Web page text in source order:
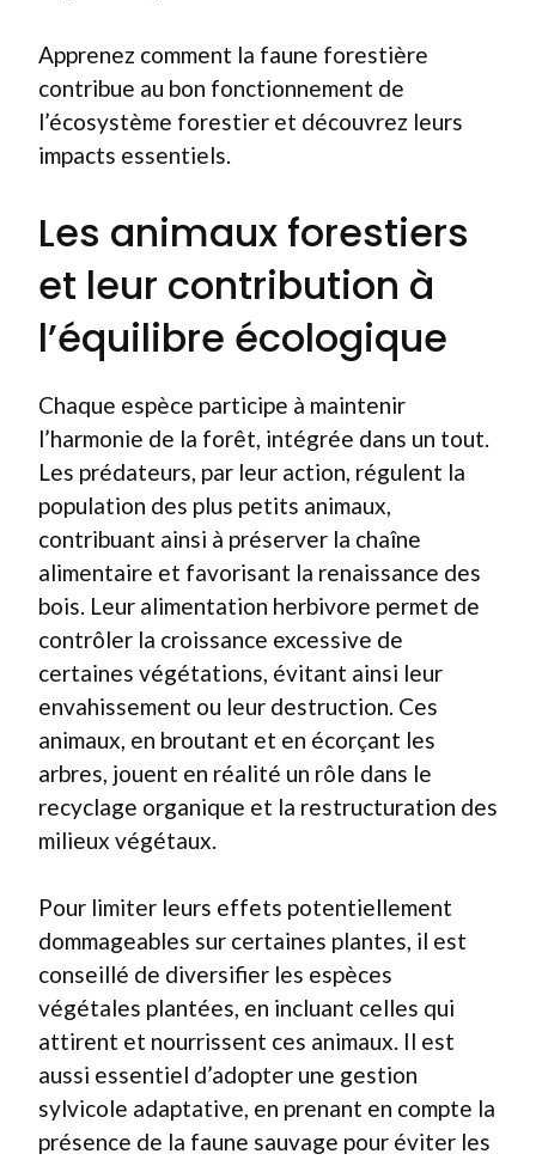
Apprenez comment la faune forestière
contribue au bon fonctionnement de
l’écosystème forestier et découvrez leurs
impacts essentiels.
Les animaux forestiers
et leur contribution à
l’équilibre écologique
Chaque espèce participe à maintenir
l’harmonie de la forêt, intégrée dans un tout.
Les prédateurs, par leur action, régulent la
population des plus petits animaux,
contribuant ainsi à préserver la chaîne
alimentaire et favorisant la renaissance des
bois. Leur alimentation herbivore permet de
contrôler la croissance excessive de
certaines végétations, évitant ainsi leur
envahissement ou leur destruction. Ces
animaux, en broutant et en écorçant les
arbres, jouent en réalité un rôle dans le
recyclage organique et la restructuration des
milieux végétaux.
Pour limiter leurs effets potentiellement
dommageables sur certaines plantes, il est
conseillé de diversifier les espèces
végétales plantées, en incluant celles qui
attirent et nourrissent ces animaux. Il est
aussi essentiel d’adopter une gestion
sylvicole adaptative, en prenant en compte la
présence de la faune sauvage pour éviter les